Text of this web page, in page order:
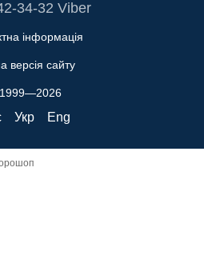
34-32 Viber
інформація
версія сайту
Укр Eng